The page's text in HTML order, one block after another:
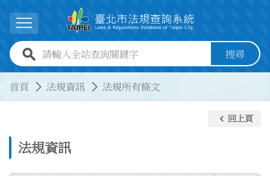
展開選單
全站查詢關鍵字欄位 搜尋
首頁 法規資訊 法規所有條文
法規資訊
keyboard_arrow_left 回上頁